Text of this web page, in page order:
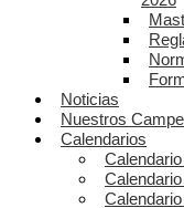
Noticias
Nuestros
Calendarios